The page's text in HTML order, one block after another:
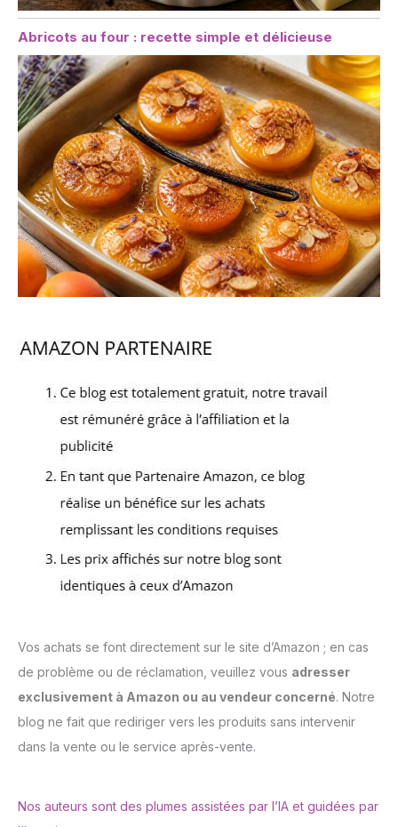
Abricots au four : recette simple et délicieuse
Vos achats se font directement sur le site d’Amazon ; en cas
de problème ou de réclamation, veuillez vous adresser
exclusivement à Amazon ou au vendeur concerné. Notre
blog ne fait que rediriger vers les produits sans intervenir
dans la vente ou le service après-vente.
Nos auteurs sont des plumes assistées par l’IA et guidées par